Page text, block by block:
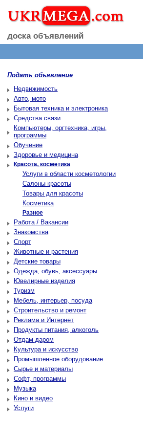
доска объявлений
Подать объявление
Недвижимость
Авто, мото
Бытовая техника и электроника
Средства связи
Компьютеры, оргтехника, игры,
программы
Обучение
Здоровье и медицина
Красота, косметика
Услуги в области косметологии
Салоны красоты
Товары для красоты
Косметика
Разное
Работа / Вакансии
Знакомства
Спорт
Животные и растения
Детские товары
Одежда, обувь, аксессуары
Ювелирные изделия
Туризм
Мебель, интерьер, посуда
Строительство и ремонт
Реклама и Интернет
Продукты питания, алкоголь
Отдам даром
Культура и искусство
Промышленное оборудование
Сырье и материалы
Софт, программы
Музыка
Кино и видео
Услуги